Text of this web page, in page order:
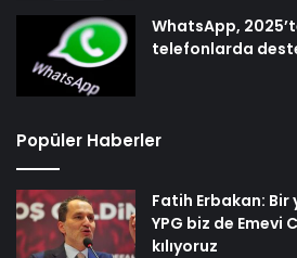
WhatsApp,
telefonlarda
Popüler Haberler
Fatih Erbakan: Bir
YPG biz de Emevi
kılıyoruz